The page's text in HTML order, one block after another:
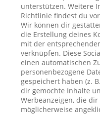
unterstützen. Weitere
Richtlinie findest du
Wir können dir
die Erstellung deines
mit der
verknüpfen. Diese
einen automatischen
personenbezogene
gespeichert haben (z.
dir gemochte Inhalte
Werbeanzeigen, die
möglicherweise